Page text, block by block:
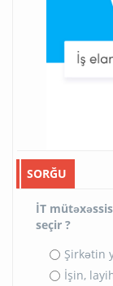
SORĞU
İT
seçir ?
Şirkətin
İşin,